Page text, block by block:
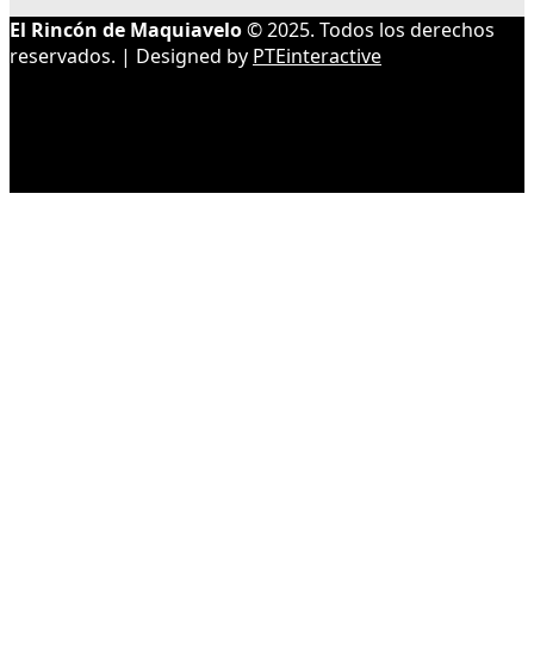
El Rincón de Maquiavelo© 2025. Todos los derechos
reservados. | Designed by PTEinteractive